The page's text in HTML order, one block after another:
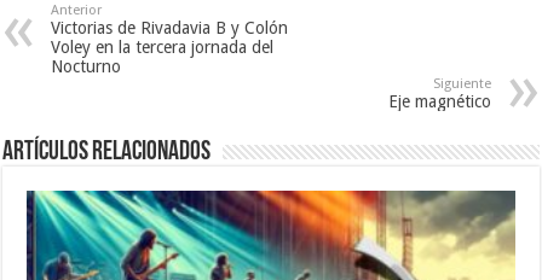
Anterior
Victorias de Rivadavia B y Colón
Voley en la tercera jornada del
Nocturno
Siguiente
Eje magnético
Artículos Relacionados